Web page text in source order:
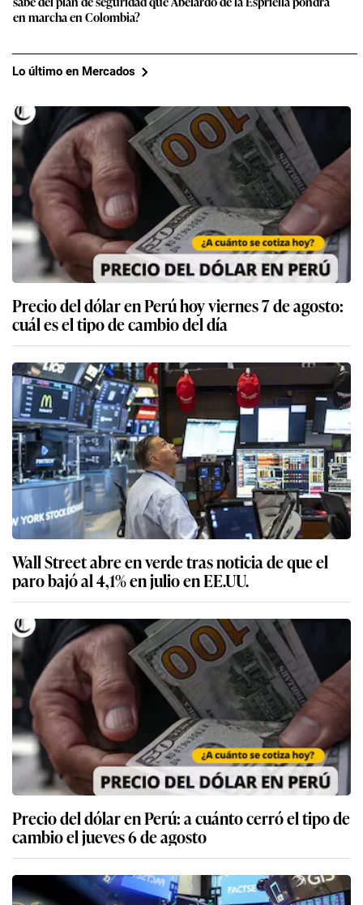
en marcha en Colombia?
Lo último en Mercados
Precio del dólar en Perú hoy viernes 7 de agosto:
cuál es el tipo de cambio del día
Wall Street abre en verde tras noticia de que el
paro bajó al 4,1% en julio en EE.UU.
Precio del dólar en Perú: a cuánto cerró el tipo de
cambio el jueves 6 de agosto